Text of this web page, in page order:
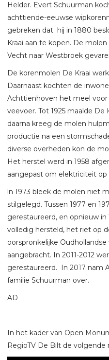
Helder. Evert Schuurman
achttiende-eeuwse
gebreken dat hij in 1880
Kraai aan te kopen. De
Vecht naar Westbroek
De korenmolen De Kraai
Daarnaast kochten de
Achttienhoven het meel
veevoer. Tot 1925 maalde De
daarna kreeg de molen
productie na een
diverse overheden kon de
Het herstel werd in 1958
aangepast om elektriciteit op
ln 1973 bleek de molen niet
stilgelegd. Tussen 1977 en
gerestaureerd, en opnieuw
volledig hersteld, het riet op
oorspronkelijke
aangebracht. In 2011-2012
gerestaureerd. In 2017 nam
familie Schuurman over.
AD
In het kader van Open
RegioTV De Bilt de volgende